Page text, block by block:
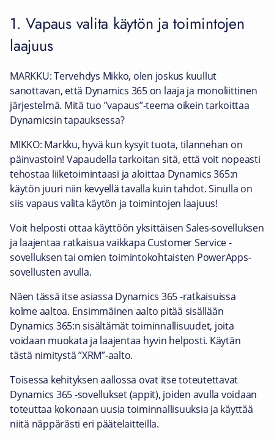
1. Vapaus valita käytön ja toimintojen
laajuus
MARKKU: Tervehdys Mikko, olen joskus kuullut
sanottavan, että Dynamics 365 on laaja ja monoliittinen
järjestelmä. Mitä tuo ”vapaus”-teema oikein tarkoittaa
Dynamicsin tapauksessa?
MIKKO: Markku, hyvä kun kysyit tuota, tilannehan on
päinvastoin! Vapaudella tarkoitan sitä, että voit nopeasti
tehostaa liiketoimintaasi ja aloittaa Dynamics 365:n
käytön juuri niin kevyellä tavalla kuin tahdot. Sinulla on
siis vapaus valita käytön ja toimintojen laajuus!
Voit helposti ottaa käyttöön yksittäisen Sales-sovelluksen
ja laajentaa ratkaisua vaikkapa Customer Service -
sovelluksen tai omien toimintokohtaisten PowerApps-
sovellusten avulla.
Näen tässä itse asiassa Dynamics 365 -ratkaisuissa
kolme aaltoa. Ensimmäinen aalto pitää sisällään
Dynamics 365:n sisältämät toiminnallisuudet, joita
voidaan muokata ja laajentaa hyvin helposti. Käytän
tästä nimitystä ”XRM”-aalto.
Toisessa kehityksen aallossa ovat itse toteutettavat
Dynamics 365 -sovellukset (appit), joiden avulla voidaan
toteuttaa kokonaan uusia toiminnallisuuksia ja käyttää
niitä näppärästi eri päätelaitteilla.